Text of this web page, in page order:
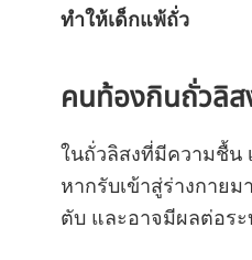
ทำให้เด็กแพ้ถั่ว
คนท้องกินถั่วลิส
ในถั่วลิสงที่มีความชื้น
หากรับเข้าสู่ร่างกายม
ตับ และอาจมีผลต่อระ